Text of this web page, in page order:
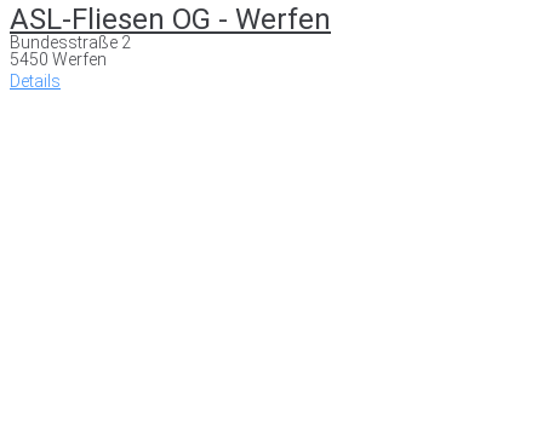
ASL-Fliesen OG - Werfen
Bundesstraße 2
5450 Werfen
Details